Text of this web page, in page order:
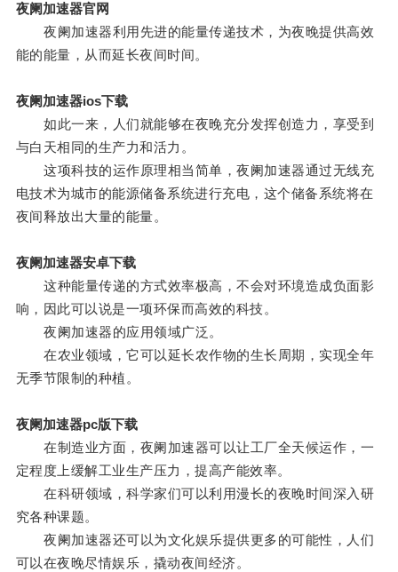
夜阑加速器官网
夜阑加速器利用先进的能量传递技术，为夜晚提供高效
能的能量，从而延长夜间时间。
夜阑加速器ios下载
如此一来，人们就能够在夜晚充分发挥创造力，享受到
与白天相同的生产力和活力。
这项科技的运作原理相当简单，夜阑加速器通过无线充
电技术为城市的能源储备系统进行充电，这个储备系统将在
夜间释放出大量的能量。
夜阑加速器安卓下载
这种能量传递的方式效率极高，不会对环境造成负面影
响，因此可以说是一项环保而高效的科技。
夜阑加速器的应用领域广泛。
在农业领域，它可以延长农作物的生长周期，实现全年
无季节限制的种植。
夜阑加速器pc版下载
在制造业方面，夜阑加速器可以让工厂全天候运作，一
定程度上缓解工业生产压力，提高产能效率。
在科研领域，科学家们可以利用漫长的夜晚时间深入研
究各种课题。
夜阑加速器还可以为文化娱乐提供更多的可能性，人们
可以在夜晚尽情娱乐，撬动夜间经济。